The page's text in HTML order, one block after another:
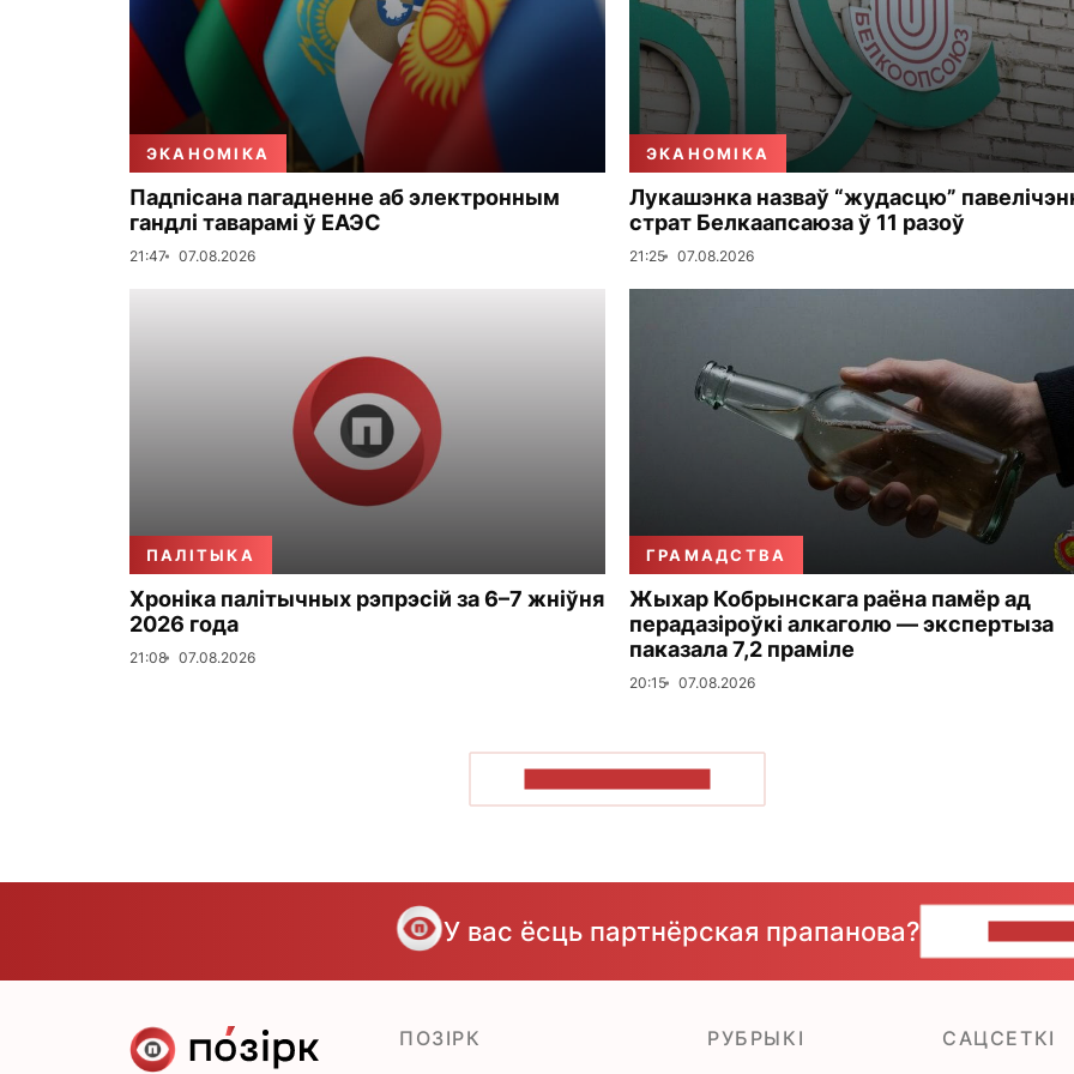
ЭКАНОМІКА
Падпісана пагадненне аб электронным
гандлі таварамі ў ЕАЭС
21:47 07.08.2026
ЭКАНОМІКА
Лукашэнка назваў “жудасцю”
страт Белкаапсаюза ў 11 разоў
21:25 07.08.2026
ПАЛІТЫКА
Хроніка палітычных рэпрэсій за 6–7 жніўня
2026 года
21:08 07.08.2026
ГРАМАДСТВА
Жыхар Кобрынскага раёна памёр ад
перадазіроўкі алкаголю — экспертыза
паказала 7,2 праміле
20:15 07.08.2026
У вас ёсць партнёрская прапанова?
ПОЗІРК РУБРЫКІ САЦСЕТКІ